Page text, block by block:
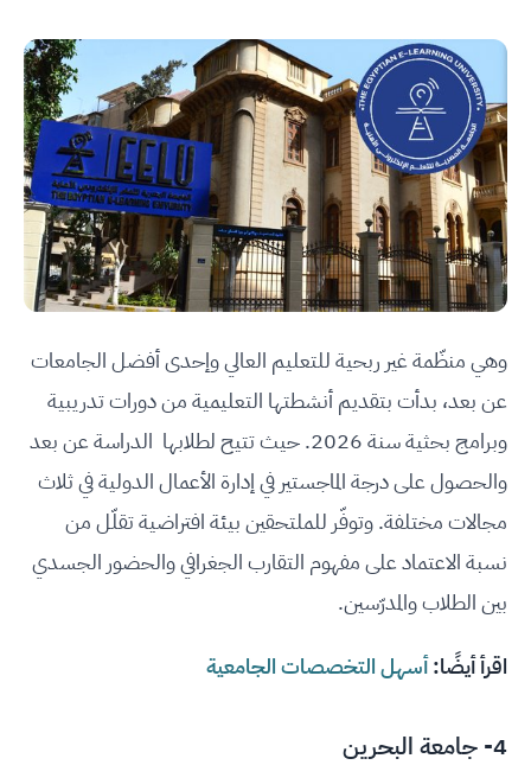
وهي منظّمة غير ربحية للتعليم العالي وإحدى أفضل الجامعات
عن بعد، بدأت بتقديم أنشطتها التعليمية من دورات تدريبية
وبرامج بحثية سنة 2026. حيث تتيح لطلابها الدراسة عن بعد
والحصول على درجة الماجستير في إدارة الأعمال الدولية في ثلاث
مجالات مختلفة. وتوفّر للملتحقين بيئة افتراضية تقلّل من
نسبة الاعتماد على مفهوم التقارب الجغرافي والحضور الجسدي
بين الطلاب والمدرّسين.
اقرأ أيضًا:أسهل التخصصات الجامعية
4- جامعة البحرين